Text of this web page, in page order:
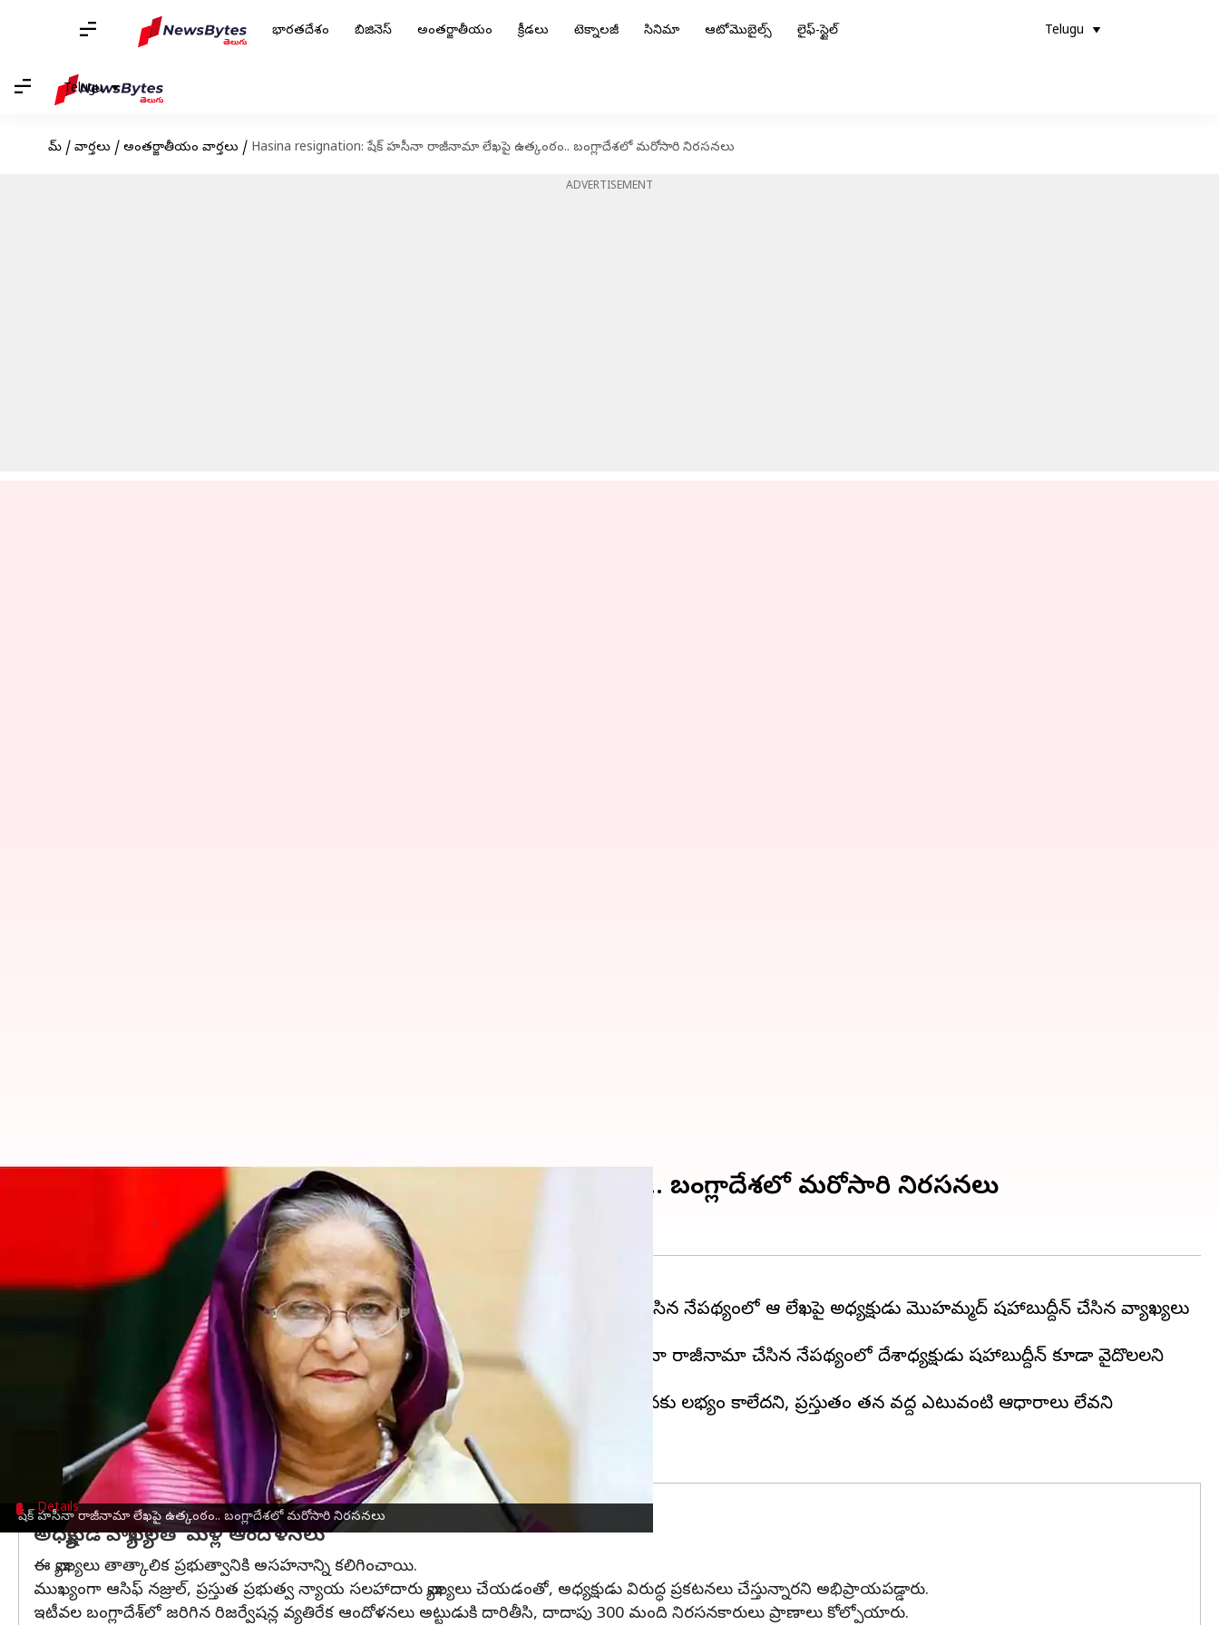
భారతదేశం బిజినెస్ అంతర్జాతీయం క్రీడలు టెక్నాలజీ సినిమా ఆటోమొబైల్స్ లైఫ్-స్టైల్ Telugu
Telugu
హోమ్ / వార్తలు / అంతర్జాతీయం వార్తలు / Hasina resignation: షేక్ హసీనా రాజీనామా లేఖపై ఉత్కంఠం.. బంగ్లాదేశలో మరోసారి నిరసనలు
ADVERTISEMENT
షేక్ హసీనా రాజీనామా లేఖపై ఉత్కంఠం.. బంగ్లాదేశలో మరోసారి నిరసనలు
Hasina resignation: షేక్ హసీనా రాజీనామా లేఖపై ఉత్కంఠం.. బంగ్లాదేశలో మరోసారి నిరసనలు
Oct 23, 2024 05:50 pm
ఈ వార్తాకథనం ఏంటి
లో ప్రస్తుతం తీవ్ర ఉత్కంఠ నెలకొంది. ముఖ్యంగా ప్రధానమంత్రి షేక్ హసీనా రాజీనామా చేసిన నేపథ్యంలో ఆ లేఖపై అధ్యక్షుడు మొహమ్మద్ షహాబుద్దీన్ చేసిన వ్యాఖ్యలు
ప్రస్తుతం ఉద్రిక్తతలు రేపుతున్నాయి.
ప్రస్తుతం, ఆందోళనకారులు అధ్యక్ష భవనమైన 'బంగాభబన్'ను చుట్టుముట్టారు, వారు షేక్ హసీనా రాజీనామా చేసిన నేపథ్యంలో దేశాధ్యక్షుడు షహాబుద్దీన్‌ కూడా వైదొలగాలని
ప్రధానమంత్రి పదవికి రాజీనామా చేసినట్లు విన్నానని, కానీ ఆ రాజీనామా లేఖ తనకు లభ్యం కాలేదని, ప్రస్తుతం తన వద్ద ఎటువంటి ఆధారాలు లేవని
దేశాధ్యక్షుడు షహాబుద్దీన్‌ పేర్కొన్నారు.
Details
అధ్యక్షుడి వ్యాఖ్యలతో మళ్లీ ఆందోళనలు
ఈ వ్యాఖ్యలు తాత్కాలిక ప్రభుత్వానికి అసహనాన్ని కలిగించాయి.
ముఖ్యంగా ఆసిఫ్ నజ్రుల్, ప్రస్తుత ప్రభుత్వ న్యాయ సలహాదారు వ్యాఖ్యలు చేయడంతో, అధ్యక్షుడు విరుద్ధ ప్రకటనలు చేస్తున్నారని అభిప్రాయపడ్డారు.
ఇటీవల బంగ్లాదేశ్‌లో జరిగిన రిజర్వేషన్ల వ్యతిరేక ఆందోళనలు అట్టుడుకి దారితీసి, దాదాపు 300 మంది నిరసనకారులు ప్రాణాలు కోల్పోయారు.